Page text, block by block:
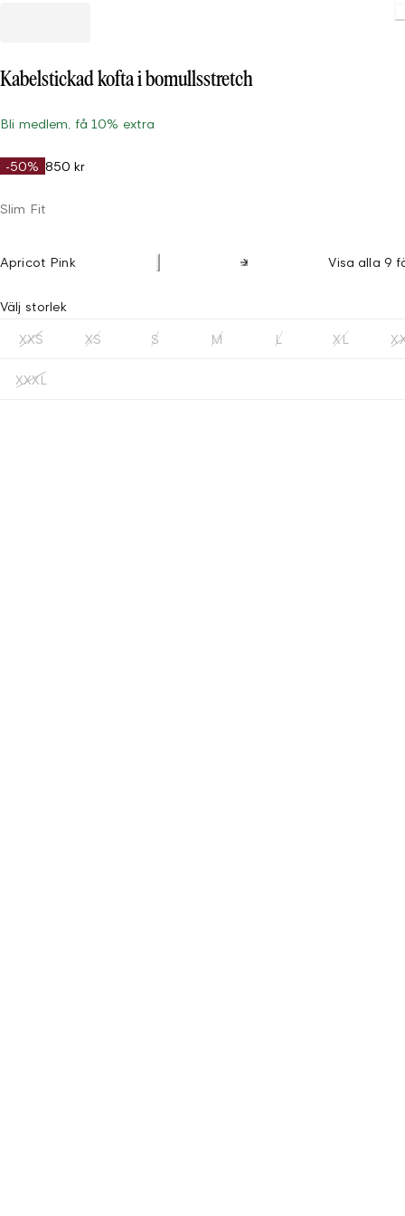
Kabelstickad kofta i bomullsstretch
Bli medlem, få 10% extra
-50% 850 kr
Slim Fit
Apricot Pink Visa alla 9
Välj storlek
XXS XS S M L XL
XXXL